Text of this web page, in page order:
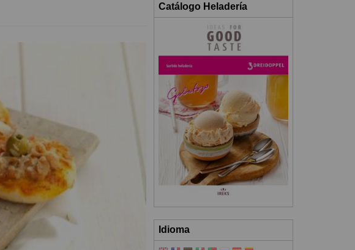
Catálogo Heladería
Idioma